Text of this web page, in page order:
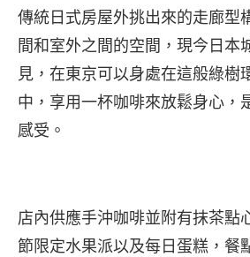
傳統日式房屋外挑出來的走廊型
間和室外之間的空間，現今日本
見，在東京可以身處在這般綠樹
中，享用一杯咖啡來放鬆身心，
感受。
店內供應手沖咖啡並附有抹茶點
節限定水果派以及每日蛋糕，餐